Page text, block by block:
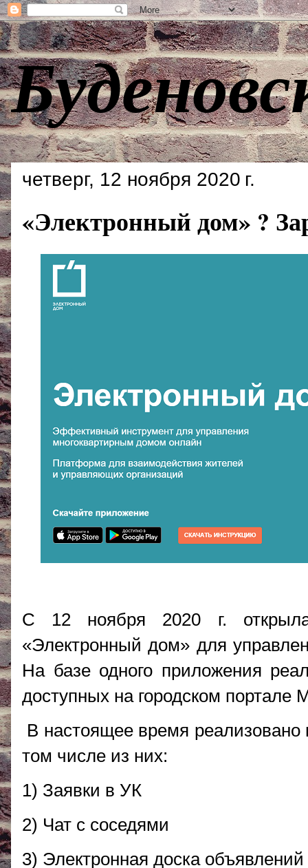
четверг, 12 ноября 2020 г.
«Электронный дом» ?
C 12 ноября 2020 г.
«Электронный дом» для
На базе одного приложения
доступных на городском портале
В настоящее время
том числе из них:
1) Заявки в УК
2) Чат с соседями
3) Электронная доска объявлений